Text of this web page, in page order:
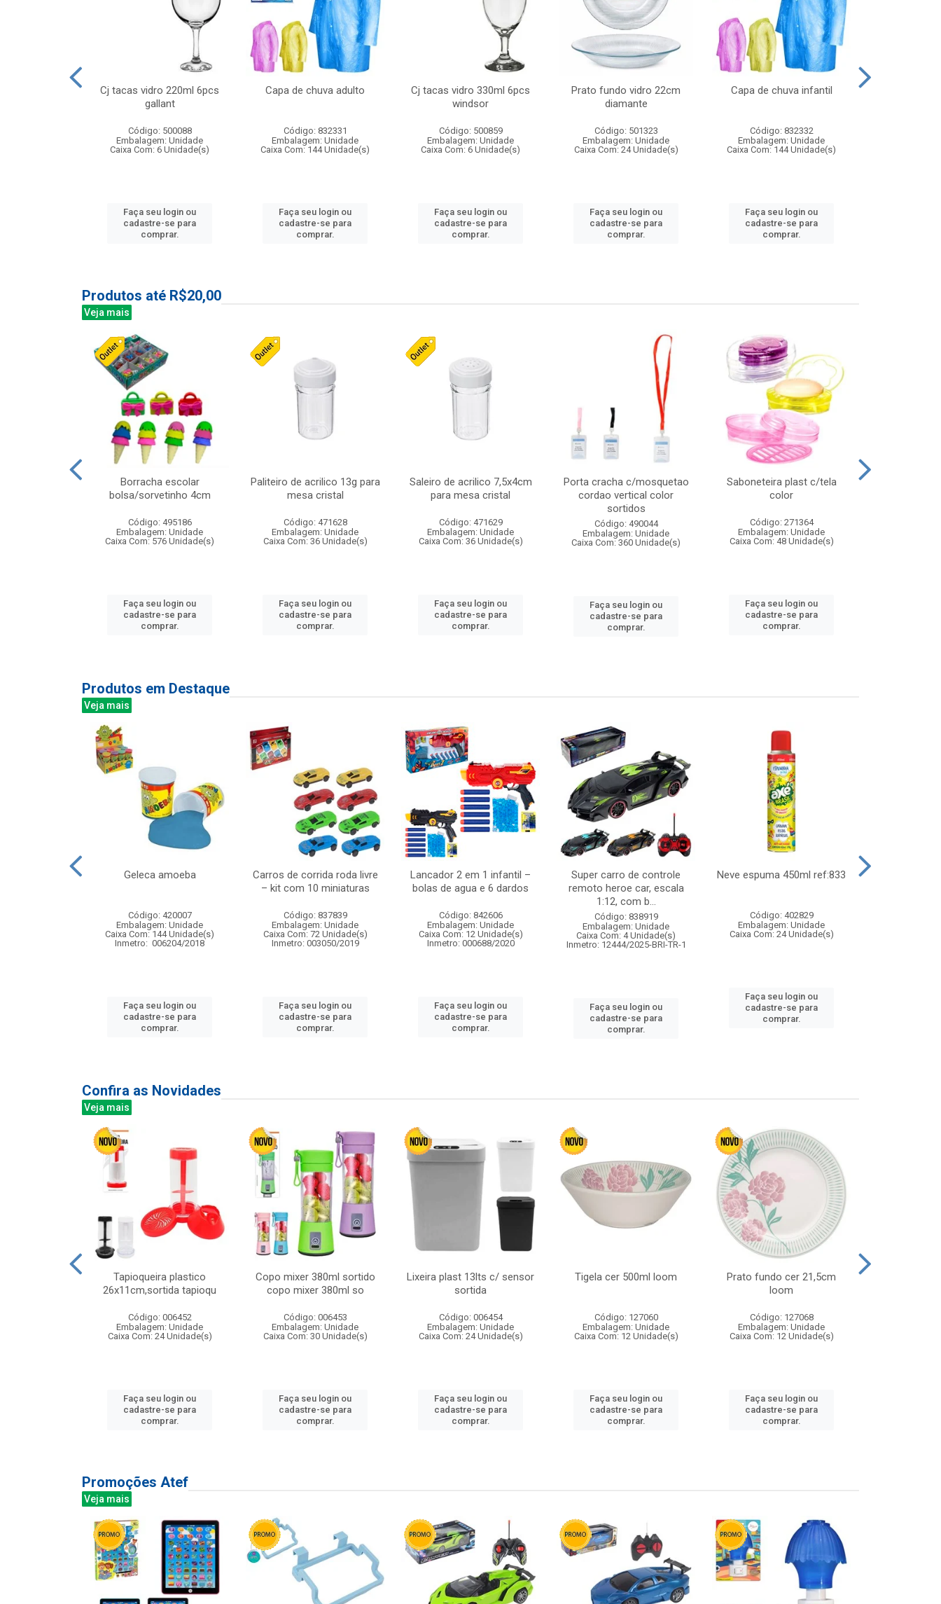
Cj tacas vidro 220ml 6pcs
gallant
Código: 500088
Embalagem: Unidade
Caixa Com: 6 Unidade(s)
Faça seu login ou
cadastre-se para
comprar.
Capa de chuva adulto
Código: 832331
Embalagem: Unidade
Caixa Com: 144 Unidade(s)
Faça seu login ou
cadastre-se para
comprar.
Cj tacas vidro 330ml 6pcs
windsor
Código: 500859
Embalagem: Unidade
Caixa Com: 6 Unidade(s)
Faça seu login ou
cadastre-se para
comprar.
Prato fundo vidro 22cm
diamante
Código: 501323
Embalagem: Unidade
Caixa Com: 24 Unidade(s)
Faça seu login ou
cadastre-se para
comprar.
Capa de chuva infantil
Código: 832332
Embalagem: Unidade
Caixa Com: 144 Unidade(s)
Faça seu login ou
cadastre-se para
comprar.
Produtos até R$20,00
Veja mais
Borracha escolar
bolsa/sorvetinho 4cm
Código: 495186
Embalagem: Unidade
Caixa Com: 576 Unidade(s)
Faça seu login ou
cadastre-se para
comprar.
Paliteiro de acrilico 13g para
mesa cristal
Código: 471628
Embalagem: Unidade
Caixa Com: 36 Unidade(s)
Faça seu login ou
cadastre-se para
comprar.
Saleiro de acrilico 7,5x4cm
para mesa cristal
Código: 471629
Embalagem: Unidade
Caixa Com: 36 Unidade(s)
Faça seu login ou
cadastre-se para
comprar.
Porta cracha c/mosquetao
cordao vertical color
sortidos
Código: 490044
Embalagem: Unidade
Caixa Com: 360 Unidade(s)
Faça seu login ou
cadastre-se para
comprar.
Saboneteira plast c/tela
color
Código: 271364
Embalagem: Unidade
Caixa Com: 48 Unidade(s)
Faça seu login ou
cadastre-se para
comprar.
Produtos em Destaque
Veja mais
Geleca amoeba
Código: 420007
Embalagem: Unidade
Caixa Com: 144 Unidade(s)
Inmetro: 006204/2018
Faça seu login ou
cadastre-se para
comprar.
Carros de corrida roda livre
– kit com 10 miniaturas
Código: 837839
Embalagem: Unidade
Caixa Com: 72 Unidade(s)
Inmetro: 003050/2019
Faça seu login ou
cadastre-se para
comprar.
Lancador 2 em 1 infantil –
bolas de agua e 6 dardos
Código: 842606
Embalagem: Unidade
Caixa Com: 12 Unidade(s)
Inmetro: 000688/2020
Faça seu login ou
cadastre-se para
comprar.
Super carro de controle
remoto heroe car, escala
1:12, com b...
Código: 838919
Embalagem: Unidade
Caixa Com: 4 Unidade(s)
Inmetro: 12444/2025-BRI-TR-1
Faça seu login ou
cadastre-se para
comprar.
Neve espuma 450ml ref:833
Código: 402829
Embalagem: Unidade
Caixa Com: 24 Unidade(s)
Faça seu login ou
cadastre-se para
comprar.
Confira as Novidades
Veja mais
Tapioqueira plastico
26x11cm,sortida tapioqu
Código: 006452
Embalagem: Unidade
Caixa Com: 24 Unidade(s)
Faça seu login ou
cadastre-se para
comprar.
Copo mixer 380ml sortido
copo mixer 380ml so
Código: 006453
Embalagem: Unidade
Caixa Com: 30 Unidade(s)
Faça seu login ou
cadastre-se para
comprar.
Lixeira plast 13lts c/ sensor
sortida
Código: 006454
Embalagem: Unidade
Caixa Com: 24 Unidade(s)
Faça seu login ou
cadastre-se para
comprar.
Tigela cer 500ml loom
Código: 127060
Embalagem: Unidade
Caixa Com: 12 Unidade(s)
Faça seu login ou
cadastre-se para
comprar.
Prato fundo cer 21,5cm
loom
Código: 127068
Embalagem: Unidade
Caixa Com: 12 Unidade(s)
Faça seu login ou
cadastre-se para
comprar.
Promoções Atef
Veja mais